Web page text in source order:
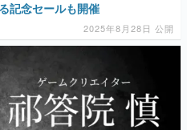
記念セールも開催
2025年8月28日 公開